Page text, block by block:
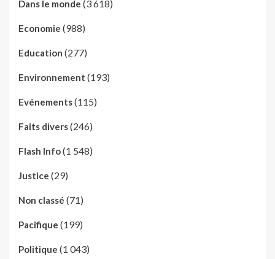
Dans le monde (3 618)
Economie (988)
Education (277)
Environnement (193)
Evénements(115)
Faits divers(246)
Flash Info(1 548)
Justice (29)
Non classé (71)
Pacifique (199)
Politique (1 043)